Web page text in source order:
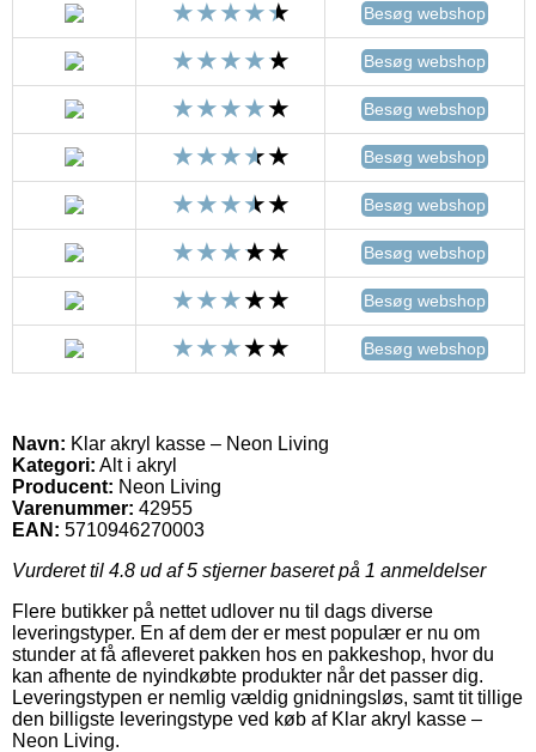
Besøg webshop
Besøg webshop
Besøg webshop
Besøg webshop
Besøg webshop
Besøg webshop
Besøg webshop
Besøg webshop
Navn: Klar akryl kasse – Neon Living
Kategori: Alt i akryl
Producent: Neon Living
Varenummer: 42955
EAN: 5710946270003
Vurderet til 4.8 ud af 5 stjerner baseret på 1 anmeldelser
Flere butikker på nettet udlover nu til dags diverse
leveringstyper. En af dem der er mest populær er nu om
stunder at få afleveret pakken hos en pakkeshop, hvor du
kan afhente de nyindkøbte produkter når det passer dig.
Leveringstypen er nemlig vældig gnidningsløs, samt tit tillige
den billigste leveringstype ved køb af Klar akryl kasse –
Neon Living.